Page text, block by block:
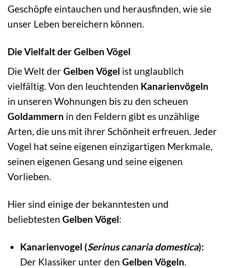
Geschöpfe eintauchen und herausfinden, wie sie
unser Leben bereichern können.
Die Vielfalt der Gelben Vögel
Die Welt derGelben Vögel ist unglaublich
vielfältig. Von den leuchtenden Kanarienvögeln
in unseren Wohnungen bis zu den scheuen
Goldammern in den Feldern gibt es unzählige
Arten, die uns mit ihrer Schönheit erfreuen. Jeder
Vogel hat seine eigenen einzigartigen Merkmale,
seinen eigenen Gesang und seine eigenen
Vorlieben.
Hier sind einige der bekanntesten und
beliebtesten Gelben Vögel:
Kanarienvogel (Serinus canaria domestica):
Der Klassiker unter den Gelben Vögeln